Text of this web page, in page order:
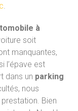
à
soit
manquantes,
si l’épave est
dans un parking
nous
Bien